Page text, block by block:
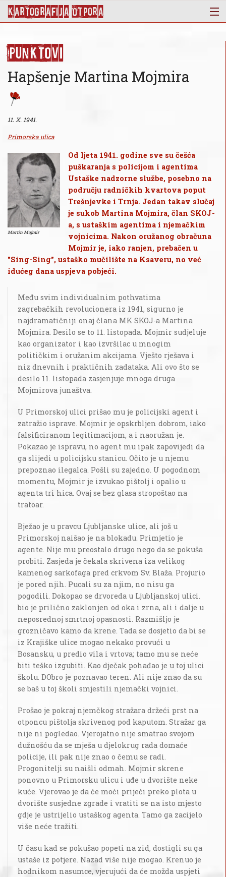
KArtoGrAFIJA OTPorA
Punktovi
Slojevi
Novosti
Publikacije
O nama
Punktovi
Hapšenje Martina Mojmira
11. X. 1941.
Primorska ulica
Martin Mojmir
Od ljeta 1941. godine sve su češća
puškaranja s policijom i agentima
Ustaške nadzorne službe, posebno na
području radničkih kvartova poput
Trešnjevke i Trnja. Jedan takav slučaj
je sukob Martina Mojmira, član SKOJ-
a, s ustaškim agentima i njemačkim
vojnicima. Nakon oružanog obračuna
Mojmir je, iako ranjen, prebačen u
"Sing-Sing", ustaško mučilište na Ksaveru, no već
idućeg dana uspjeva pobjeći.
Među svim individualnim pothvatima
zagrebačkih revolucionera iz 1941, sigurno je
najdramatičniji onaj člana MK SKOJ-a Martina
Mojmira. Desilo se to 11. listopada. Mojmir sudjeluje
kao organizator i kao izvršilac u mnogim
političkim i oružanim akcijama. Vješto rješava i
niz dnevnih i praktičnih zadataka. Ali ovo što se
desilo 11. listopada zasjenjuje mnoga druga
Mojmirova junaštva.
U Primorskoj ulici prišao mu je policijski agent i
zatražio isprave. Mojmir je opskrbljen dobrom, iako
falsificiranom legitimacijom, a i naoružan je.
Pokazao je ispravu, no agent mu ipak zapovijedi da
ga slijedi u policijsku stanicu. Očito je u njemu
prepoznao ilegalca. Pošli su zajedno. U pogodnom
momentu, Mojmir je izvukao pištolj i opalio u
agenta tri hica. Ovaj se bez glasa stropoštao na
tratoar.
Bježao je u pravcu Ljubljanske ulice, ali još u
Primorskoj naišao je na blokadu. Primjetio je
agente. Nije mu preostalo drugo nego da se pokuša
probiti. Zasjeda je čekala skrivena iza velikog
kamenog sarkofaga pred crkvom Sv. Blaža. Projurio
je pored njih. Pucali su za njim, no nisu ga
pogodili. Dokopao se drvoreda u Ljubljanskoj ulici.
bio je prilično zaklonjen od oka i zrna, ali i dalje u
neposrednoj smrtnoj opasnosti. Razmišljo je
grozničavo kamo da krene. Tada se dosjetio da bi se
iz Krajiške ulice mogao nekako provući u
Bosansku, u predio vila i vrtova; tamo mu se neće
biti teško izgubiti. Kao dječak pohađao je u toj ulici
školu. DObro je poznavao teren. Ali nije znao da su
se baš u toj školi smjestili njemački vojnici.
Prošao je pokraj njemčkog stražara držeći prst na
otponcu pištolja skrivenog pod kaputom. Stražar ga
nije ni pogledao. Vjerojatno nije smatrao svojom
dužnošću da se mješa u djelokrug rada domaće
policije, ili pak nije znao o čemu se radi.
Progonitelji su naišli odmah. Mojmir skrene
ponovno u Primorsku ulicu i uđe u dvorište neke
kuće. Vjerovao je da će moći priječi preko plota u
dvorište susjedne zgrade i vratiti se na isto mjesto
gdje je ustrijelio ustaškog agenta. Tamo ga zacijelo
više neće tražiti.
U času kad se pokušao popeti na zid, dostigli su ga
ustaše iz potjere. Nazad više nije mogao. Krenuo je
hodnikom nasumce, vjerujući da će možda uspjeti